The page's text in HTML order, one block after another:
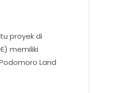
proyek di
memiliki
Land